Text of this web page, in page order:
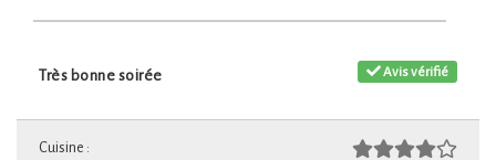
Avis vérifié
Très bonne soirée
Cuisine :